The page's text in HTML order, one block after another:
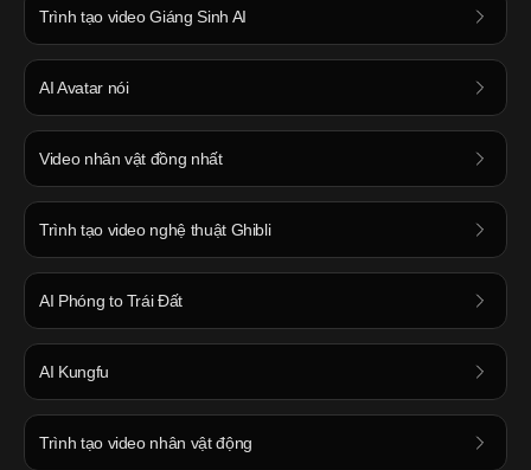
Trình tạo video Giáng Sinh AI
AI Avatar nói
Video nhân vật đồng nhất
Trình tạo video nghệ thuật Ghibli
AI Phóng to Trái Đất
AI Kungfu
Trình tạo video nhân vật động